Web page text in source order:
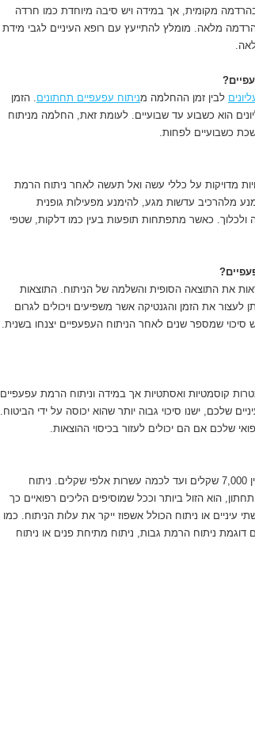
מקומית, אך במידה ויש סיבה מיוחדת כמו חרדה
מלאה. מומלץ להתייעץ עם רופא העיניים לגבי מידת
לבין זמן ההחלמה מניתוח עפעפיים תחתונים . הזמן
הוא כשבוע עד שבועיים. לעומת זאת, החלמה מניתוח
כשבועיים לפחות.
מדויקות על כללי עשה ואל תעשה לאחר ניתוח הרמת
מלהרכיב עדשות מגע, להימנע מפעילות גופנית
ולכלוך. כאשר מתפתחות תופעות בעין כמו דלקות, שטפי
את התוצאה הסופית והשלמה של הניתוח. התוצאות
את הזמן והגנטיקה אשר משפיעים ויכולים לגרום
סיכוי שמספר שנים לאחר הניתוח העפעפיים יצנחו בשנית.
קוסמטיות ואסתטיות אך במידה וניתוח הרמת עפעפיים
שלכם, ישנו סיכוי גבוה יותר שהוא יכוסה על ידי הביטוח.
שלכם אם הם יכולים לעזור בכיסוי ההוצאות.
מחיר ניתוח עפעפיים יכול לעמוד על סכום שבין 7,000 שקלים ועד לכמה עשרות אלפי שקלים. ניתוח
הוא הזול ביותר וככל שמוסיפים הליכים רפואיים כך
עיניים או ניתוח הכולל אשפוז ייקר את עלות הניתוח. כמו
ניתוח הרמת גבות, ניתוח מתיחת פנים או ניתוח